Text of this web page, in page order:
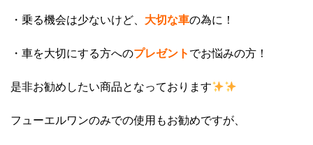
・乗る機会は少ないけど、 大切な車の為に！
・車を大切にする方へのプレゼント でお悩みの方！
是非お勧めしたい商品となっております
フューエルワンのみでの使用もお勧めですが、